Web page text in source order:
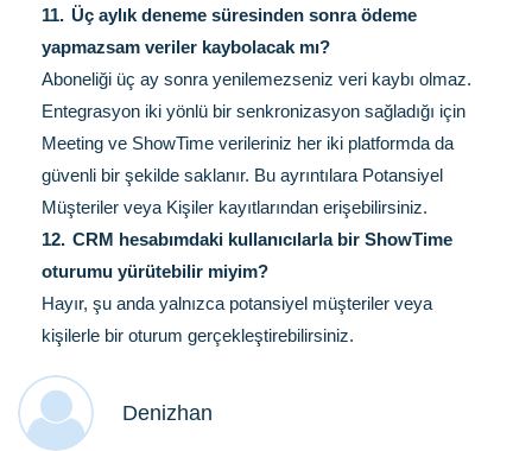
11. Üç aylık deneme süresinden sonra ödeme
yapmazsam veriler kaybolacak mı?
Aboneliği üç ay sonra yenilemezseniz veri kaybı olmaz.
Entegrasyon iki yönlü bir senkronizasyon sağladığı için
Meeting ve ShowTime verileriniz her iki platformda da
güvenli bir şekilde saklanır. Bu ayrıntılara Potansiyel
Müşteriler veya Kişiler kayıtlarından erişebilirsiniz.
12. CRM hesabımdaki kullanıcılarla bir ShowTime
oturumu yürütebilir miyim?
Hayır, şu anda yalnızca potansiyel müşteriler veya
kişilerle bir oturum gerçekleştirebilirsiniz.
Denizhan